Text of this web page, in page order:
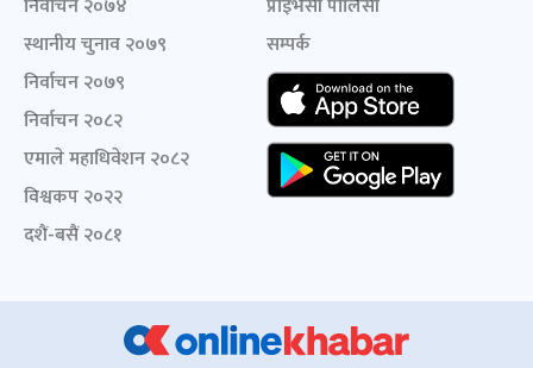
निर्वाचन २०७४
स्थानीय चुनाव २०७९
निर्वाचन २०७९
निर्वाचन २०८२
एमाले महाधिवेशन २०८२
विश्वकप २०२२
दशैं-बसैं २०८१
प्राइभेसी पोलिसी
सम्पर्क